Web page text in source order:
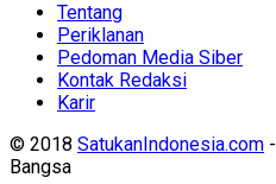
Tentang
Periklanan
Pedoman Media Siber
Kontak Redaksi
Karir
© 2018 SatukanIndonesia.com
Bangsa